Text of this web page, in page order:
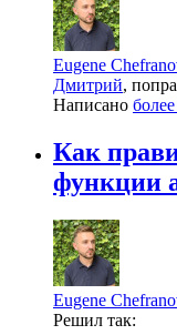
Eugene
Дмитрий,
Написано
Как
функции
Eugene
Решил так: